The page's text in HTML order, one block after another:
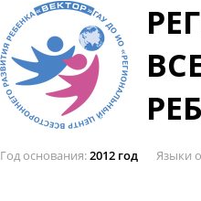
Год основания 2012 год Языки